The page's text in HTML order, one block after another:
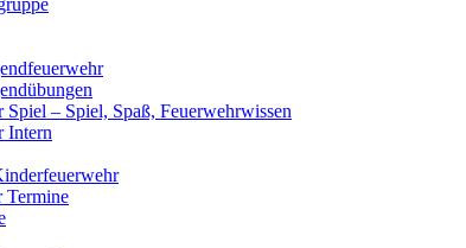
Spiel – Spiel, Spaß, Feuerwehrwissen
Intern
Termine